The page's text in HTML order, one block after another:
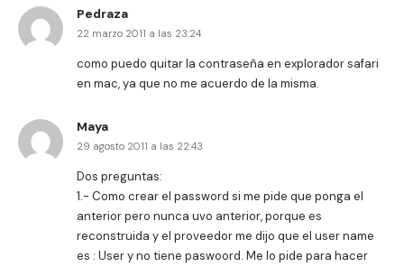
Pedraza
22 marzo 2011 a las 23:24
como puedo quitar la contraseña en explorador safari
en mac, ya que no me acuerdo de la misma.
Maya
29 agosto 2011 a las 22:43
Dos preguntas:
1.- Como crear el password si me pide que ponga el
anterior pero nunca uvo anterior, porque es
reconstruida y el proveedor me dijo que el user name
es : User y no tiene paswoord. Me lo pide para hacer